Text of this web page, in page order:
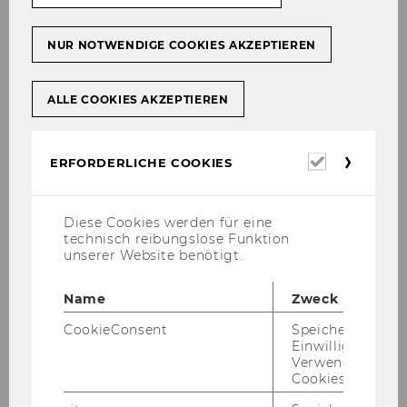
Lang und Claus Sta­rin­ger), Wien
2003.
Steu­er­recht und seine Grund­la­gen
im Un­ter­neh­mens­recht (ge­mein­sam
und Claus Sta­rin­ger), Wien 2003.
Wolf­gang Gas­s­ner, Mi­cha­el Ho­lou­
bek, Mi­cha­el Lang und Claus Sta­rin­
Steu­er­recht I + II, (ge­mein­sam mit
Wolf­gang Gas­s­ner, Mi­cha­el Ho­lou­
bek, Mi­cha­el Lang und Claus Sta­rin­
NUR NOTWENDIGE COOKIES AKZEPTIEREN
ALLE COOKIES AKZEPTIEREN
ERFORDERLICHE COOKIES
Diese Cookies werden für eine
technisch reibungslose Funktion
unserer Website benötigt.
Name
Zweck
CookieConsent
Speichert Ihre
Einwilligung zur
Verwendung von
Cookies.